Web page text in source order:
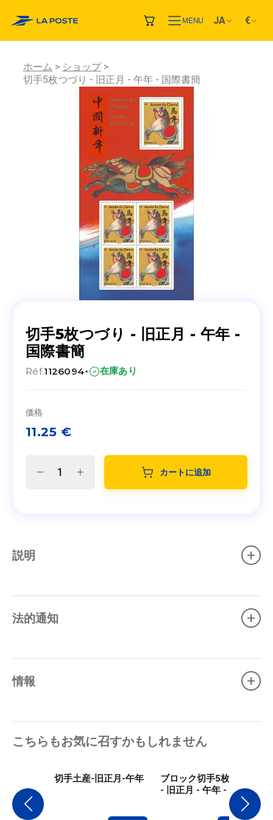
MENU JA €
ホーム
ショップ
切手5枚つづり - 旧正月 - 午年 - 国際書簡
切手5枚つづり - 旧正月 - 午年 -
国際書簡
Réf.1126094· 在庫あり
価格
11.25 €
カートに追加
説明 +
法的通知 +
情報 +
こちらもお気に召すかもしれません
切手土産-旧正月-午年
ブロック切手5枚セット
- 旧正月 - 午年 - 緑文字